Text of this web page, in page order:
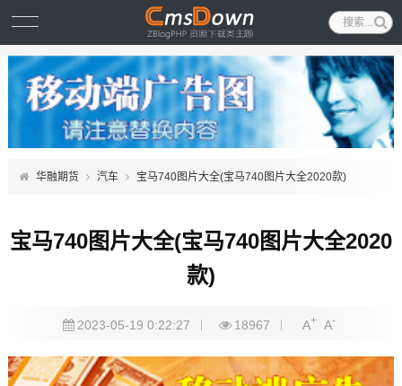
华融期货 汽车 宝马740图片大全(宝马740图片大全2020款)
宝马740图片大全(宝马740图片大全2020
款)
2023-05-19 0:22:27 18967 A+ A-